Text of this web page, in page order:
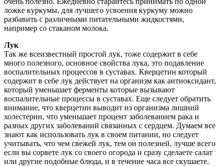
ложке куркумы, для лучшего усвоения куркуму можно
разбавить с различными питательными жидкостями,
например со стаканом молока.
Лук
Так же всеизвестный простой лук, тоже содержит в себе
много полезного, основное свойства лука, это подавление
воспалительных процессов в суставах. Кверцетин который
содержит в себе лук действует на организм как антиоксидант,
который уменьшает ферменты которые вызывают
воспалительные процессы в суставах. Еще следует обратить
внимание, что кверцетин выводит из организма лишний
холестерин, что уменьшает процент заболеванием рака и
разных других заболеваний связанных с сердцем. Думаем все
знают как использовать лук в своем питании, но следует
учитывать, что чем свежей лук, тем он полезней, лучше всего
если вы сорвете лук со своего огорода и сразу сделаете салат
или другие подобные блюда, и в течение часа все скушаете.